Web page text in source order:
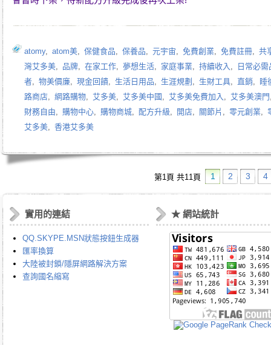
atomy, atom美, 保健食品, 保養品, 元宇宙, 免費創業, 免費註冊, 共
灣艾多美, 品牌, 在家工作, 夢想生活, 家庭事業, 持續收入 ,
日常必需
者, 物美價廉, 現金回饋, 生活日用品, 生涯規劃 , 生財工具, 直銷, 睡
路商店, 網路購物, 艾多美, 艾多美中國 , 艾多美免費加入 , 艾多美澳門
財務自由, 購物中心, 購物商城, 配方升級, 開店, 關節片 , 零元創業,
艾多美, 香港艾多美
第1頁 共11頁 1 2 3 4
實用的連結
QQ.SKYPE.MSN狀態按鈕生成器
匯率換算
大陸被封鎖/隱屏網路解決方案
查詢國名縮寫
★ 網站統計